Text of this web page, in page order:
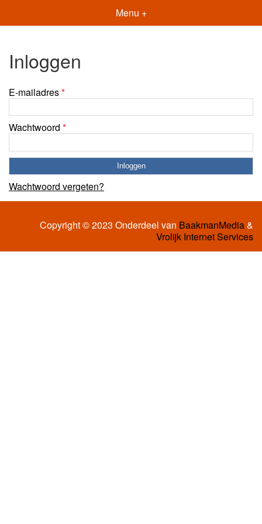
Menu +
Inloggen
E-mailadres*
Wachtwoord *
Wachtwoord vergeten?
Copyright © 2023 Onderdeel van BaakmanMedia&
Vrolijk Internet Services